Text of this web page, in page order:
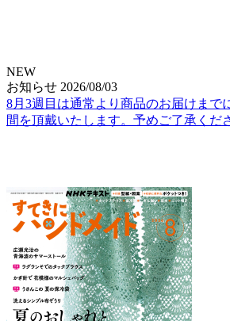
NEW
お知らせ 2026/08/03
8月3週目は通常より商品のお届けまで
間を頂戴いたします。予めご了承くだ